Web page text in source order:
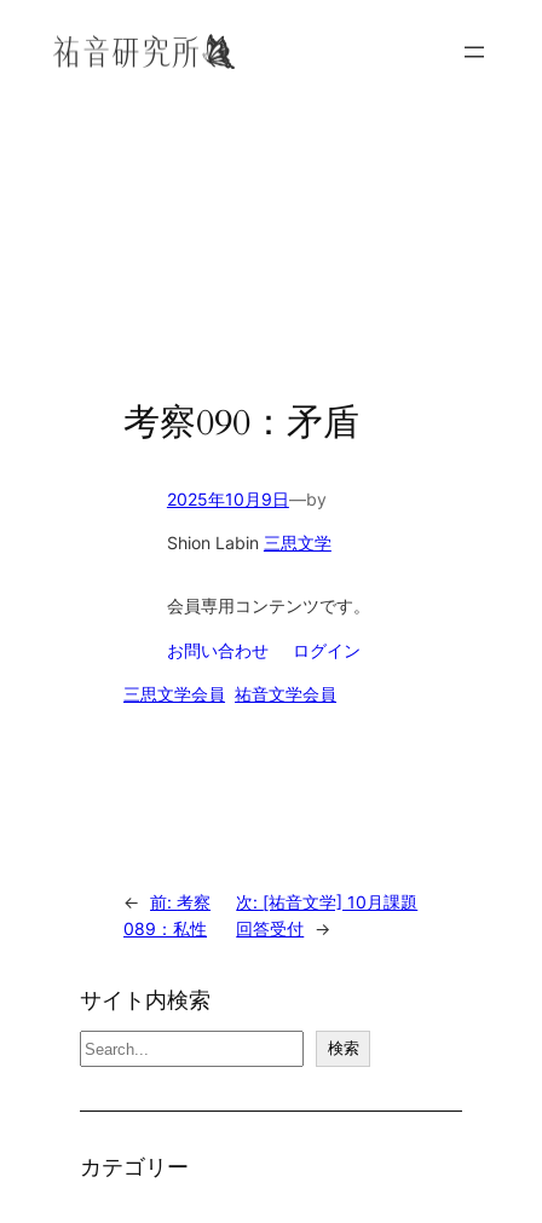
考察090：矛盾
2025年10月9日—by
Shion Labin 三思文学
会員専用コンテンツです。
お問い合わせ ログイン
三思文学会員 祐音文学会員
← 前:考察
089：私性
次: [祐音文学] 10月課題
回答受付 →
サイト内検索
検
索
検索
カテゴリー